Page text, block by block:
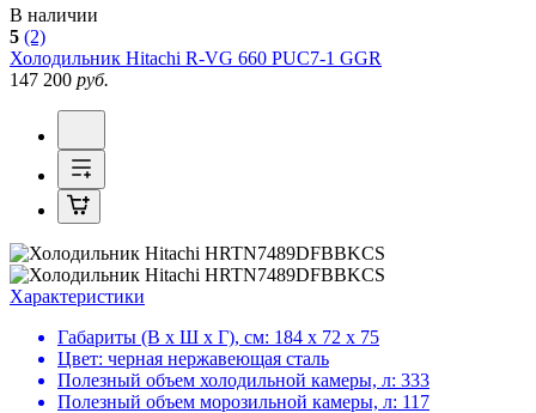
В наличии
5 (2)
Холодильник Hitachi R-VG 660 PUC7-1 GGR
147 200 руб.
Характеристики
Габариты (В х Ш х Г), см: 184 х 72 х 75
Цвет: черная нержавеющая сталь
Полезный объем холодильной камеры, л: 333
Полезный объем морозильной камеры, л: 117